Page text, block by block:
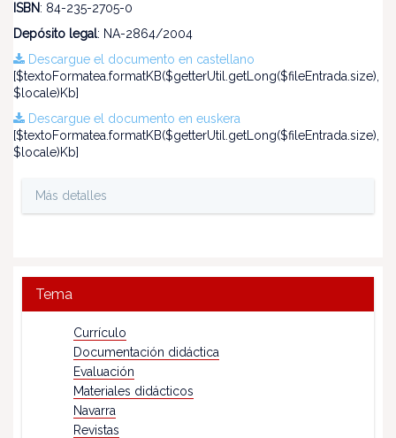
ISBN: 84-235-2705-0
Depósito legal: NA-2864/2004
Descargue el documento en castellano
[$textoFormatea.formatKB($getterUtil.getLong($fileEntrada.size),
$locale)Kb]
Descargue el documento en euskera
[$textoFormatea.formatKB($getterUtil.getLong($fileEntrada.size),
$locale)Kb]
Más detalles
Tema
Currículo
Documentación didáctica
Evaluación
Materiales didácticos
Navarra
Revistas